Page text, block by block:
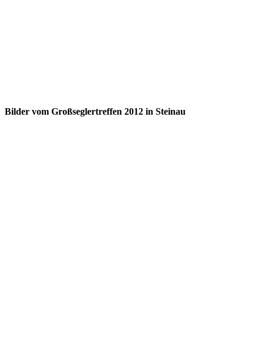
Bilder vom Großseglertreffen 2012 in Steinau